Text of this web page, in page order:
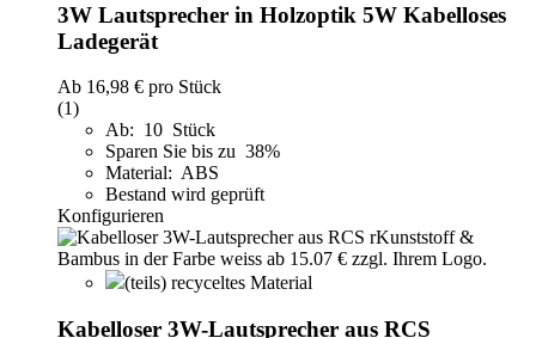
3W Lautsprecher in Holzoptik 5W Kabelloses
Ladegerät
Ab 16,98 € pro Stück
(1)
Ab: 10 Stück
Sparen Sie bis zu 38%
Material: ABS
Bestand wird geprüft
Konfigurieren
(teils) recyceltes Material
Kabelloser 3W-Lautsprecher aus RCS